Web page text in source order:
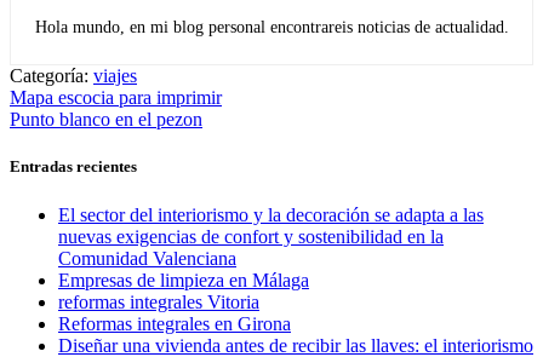
Hola mundo, en mi blog personal encontrareis noticias de actualidad.
Categoría: viajes
Navegación
de
entradas
Entrada
anterior:
Mapa escocia para imprimir
Entrada
Punto blanco en el pezon
Entradas recientes
El sector del interiorismo y la decoración se adapta a las
nuevas exigencias de confort y sostenibilidad en la
Comunidad Valenciana
Empresas de limpieza en Málaga
reformas integrales Vitoria
Reformas integrales en Girona
Diseñar una vivienda antes de recibir las llaves: el interiorismo